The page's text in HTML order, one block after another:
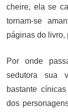
cheire, ela se
tornam-se
páginas do livro,
Por onde
sedutora sua
bastante
dos